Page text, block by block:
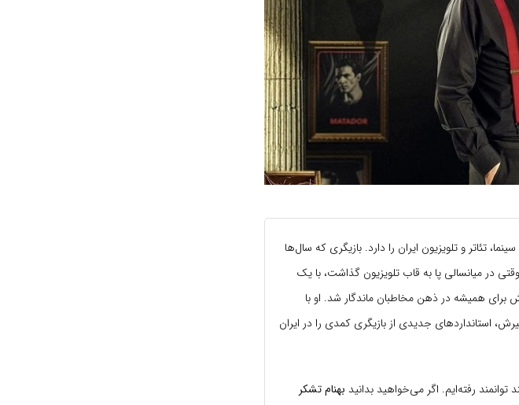
تئاتر و تلویزیون ایران را دارد. بازیگری که سال‌ها
در میانسالی پا به قاب تلویزیون گذاشت، با یک
همیشه در ذهن مخاطبان ماندگار شد. او با
جدیدی از بازیگری کمدی را در ایران
رفته‌ایم. اگر می‌خواهید بدانید بهنام تشکر